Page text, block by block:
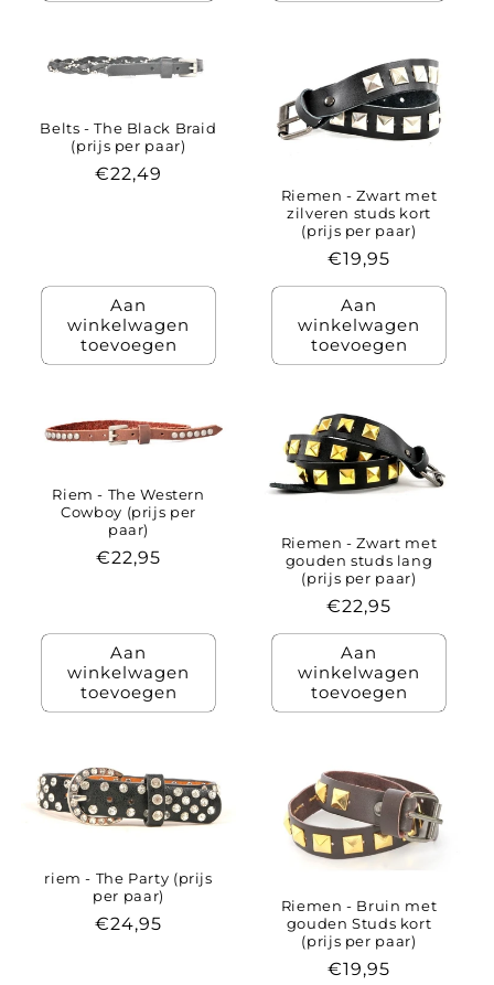
Belts - The Black Braid
(prijs per paar)
Normale
€22,49
Aan
winkelwagen
toevoegen
Riemen - Zwart met
zilveren studs kort
(prijs per paar)
Normale
prijs
€19,95
Aan
winkelwagen
toevoegen
Riem - The Western
Cowboy (prijs per
paar)
Normale
€22,95
Aan
winkelwagen
toevoegen
Riemen - Zwart met
gouden studs lang
(prijs per paar)
Normale
prijs
€22,95
Aan
winkelwagen
toevoegen
riem - The Party (prijs
per paar)
Normale
€24,95
Riemen - Bruin met
gouden Studs kort
(prijs per paar)
Normale
€19,95